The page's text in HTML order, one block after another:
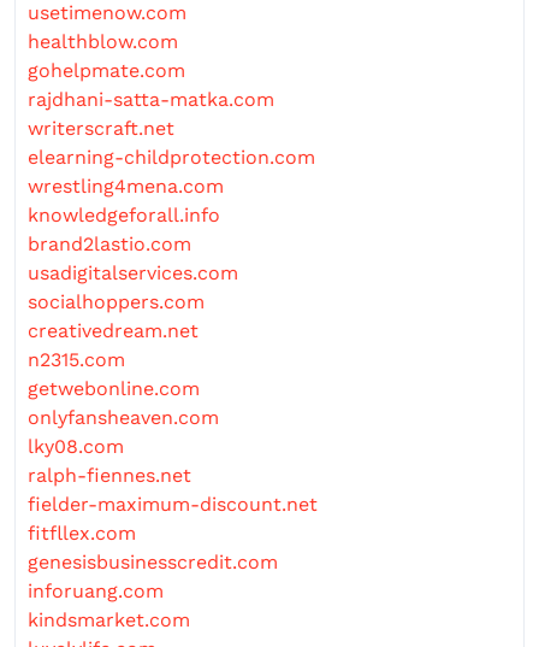
usetimenow.com
healthblow.com
gohelpmate.com
rajdhani-satta-matka.com
writerscraft.net
elearning-childprotection.com
wrestling4mena.com
knowledgeforall.info
brand2lastio.com
usadigitalservices.com
socialhoppers.com
creativedream.net
n2315.com
getwebonline.com
onlyfansheaven.com
lky08.com
ralph-fiennes.net
fielder-maximum-discount.net
fitfllex.com
genesisbusinesscredit.com
inforuang.com
kindsmarket.com